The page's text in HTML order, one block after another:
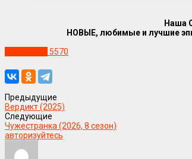
Наша
НОВЫЕ, любимые и лучшие
5570
Предыдущие
Вердикт (2025)
Следующие
Чужестранка (2026, 8 сезон)
авторизуйтесь